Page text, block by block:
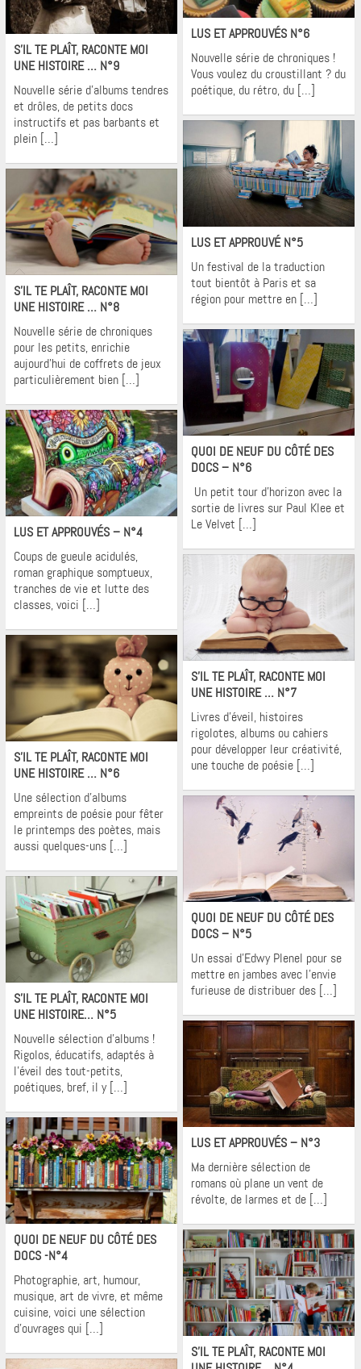
Krons
LUS ET APPROUVÉS N°6
Nouvelle série de chroniques !
Vous voulez du croustillant ? du
poétique, du rétro, du […]
Krons
S’IL TE PLAÎT, RACONTE MOI
UNE HISTOIRE … N°9
Nouvelle série d’albums tendres
et drôles, de petits docs
instructifs et pas barbants et
plein […]
LUS ET APPROUVÉ N°5
Un festival de la traduction
tout bientôt à Paris et sa
région pour mettre en […]
Krons
S’IL TE PLAÎT, RACONTE MOI
UNE HISTOIRE … N°8
Nouvelle série de chroniques
pour les petits, enrichie
aujourd’hui de coffrets de jeux
particulièrement bien […]
Krons
QUOI DE NEUF DU CÔTÉ DES
DOCS – N°6
Un petit tour d’horizon avec la
sortie de livres sur Paul Klee et
Le Velvet […]
Krons
LUS ET APPROUVÉS – N°4
Coups de gueule acidulés,
roman graphique somptueux,
tranches de vie et lutte des
classes, voici […]
Krons
S’IL TE PLAÎT, RACONTE MOI
UNE HISTOIRE … N°7
Livres d’éveil, histoires
rigolotes, albums ou cahiers
pour développer leur créativité,
une touche de poésie […]
Krons
S’IL TE PLAÎT, RACONTE MOI
UNE HISTOIRE … N°6
Une sélection d’albums
empreints de poésie pour fêter
le printemps des poètes, mais
aussi quelques-uns […]
Krons
QUOI DE NEUF DU CÔTÉ DES
DOCS – N°5
Un essai d’Edwy Plenel pour se
mettre en jambes avec l’envie
furieuse de distribuer des […]
Krons
S’IL TE PLAÎT, RACONTE MOI
UNE HISTOIRE… N°5
Nouvelle sélection d’albums !
Rigolos, éducatifs, adaptés à
l’éveil des tout-petits,
poétiques, bref, il y […]
Krons
LUS ET APPROUVÉS – N°3
Ma dernière sélection de
romans où plane un vent de
révolte, de larmes et de […]
Krons
QUOI DE NEUF DU CÔTÉ DES
DOCS -N°4
Photographie, art, humour,
musique, art de vivre, et même
cuisine, voici une sélection
d’ouvrages qui […]
Krons
S’IL TE PLAÎT, RACONTE MOI